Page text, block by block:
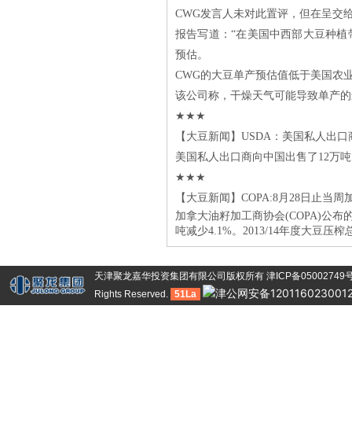
CWG发言人未对此置评，但在呈交
报告写道：“在美国中西部大豆种
预估。
CWG的大豆单产预估值低于美国农
该公司称，干燥天气可能导致单产
★★★
【大豆新闻】USDA：美国私人出
美国私人出口商向中国出售了12万
★★★
【大豆新闻】COPA:8月28日止当
加拿大油籽加工商协会(COPA)公布
吨减少4.1%。2013/14年度大豆压榨
天津聚龙嘉华投资集团有限公司版权所有 津ICP备05002749
Rights Reserved. 51La 津公网安备